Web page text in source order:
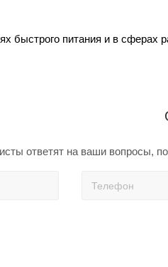
быстрого питания и в сферах
ответят на ваши вопросы,